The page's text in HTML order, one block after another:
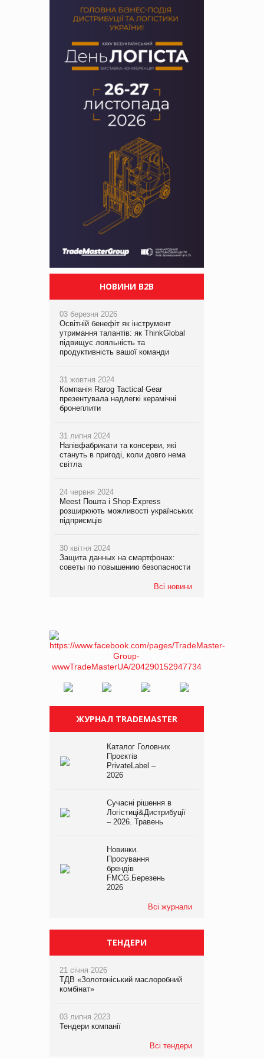
НОВИНИ B2B
03 березня 2026
Освітній бенефіт як інструмент
утримання талантів: як ThinkGlobal
підвищує лояльність та
продуктивність вашої команди
31 жовтня 2024
Компанія Rarog Tactical Gear
презентувала надлегкі керамічні
бронеплити
31 липня 2024
Напівфабрикати та консерви, які
стануть в пригоді, коли довго нема
світла
24 червня 2024
Meest Пошта і Shop-Express
розширюють можливості українських
підприємців
30 квітня 2024
Защита данных на смартфонах:
советы по повышению безопасности
Всі новини
ЖУРНАЛ TRADEMASTER
Каталог Головних
Проєктів
PrivateLabel –
2026
Сучасні рішення в
Логістиці&Дистрибуції
– 2026. Травень
Новинки.
Просування
брендів
FMCG.Березень
2026
Всі журнали
ТЕНДЕРИ
21 січня 2026
ТДВ «Золотоніський маслоробний
комбінат»
03 липня 2023
Тендери компанії
Всі тендери